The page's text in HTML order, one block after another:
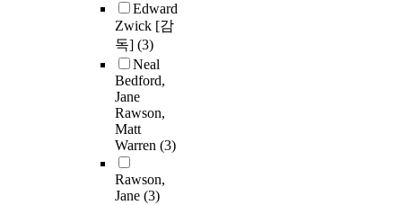
Edward
Zwick [감
독] (3)
Neal
Bedford,
Jane
Rawson,
Matt
Warren (3)
Rawson,
Jane (3)